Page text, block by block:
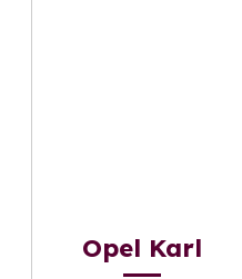
Opel Karl